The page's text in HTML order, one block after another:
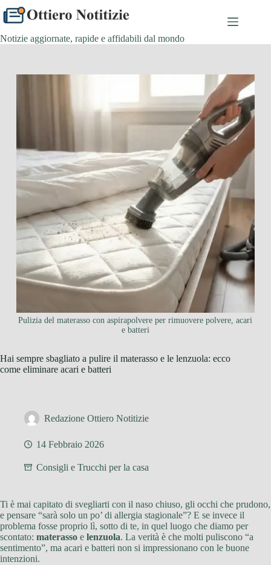
al
contenuto
Notizie aggiornate, rapide e affidabili dal mondo
Pulizia del materasso con aspirapolvere per rimuovere polvere, acari
e batteri
Hai sempre sbagliato a pulire il materasso e le lenzuola: ecco
come eliminare acari e batteri
Redazione Ottiero Notitizie
14 Febbraio 2026
Consigli e Trucchi per la casa
Ti è mai capitato di svegliarti con il naso chiuso, gli occhi che prudono,
e pensare “sarà solo un po’ di allergia stagionale”? E se invece il
problema fosse proprio lì, sotto di te, in quel luogo che diamo per
scontato: materasso e lenzuola. La verità è che molti puliscono “a
sentimento”, ma acari e batteri non si impressionano con le buone
intenzioni.